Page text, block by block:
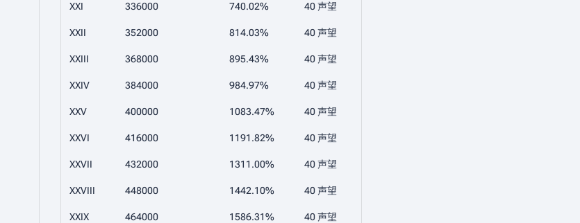
XXI 336000 740.02% 40 声望
XXII 352000 814.03% 40 声望
XXIII 368000 895.43% 40 声望
XXIV 384000 984.97% 40 声望
XXV 400000 1083.47% 40 声望
XXVI 416000 1191.82% 40 声望
XXVII 432000 1311.00% 40 声望
XXVIII 448000 1442.10% 40 声望
XXIX 464000 1586.31% 40 声望